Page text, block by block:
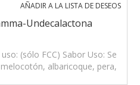
AÑADIR A LA LISTA DE DESEOS
Undecalactona
(sólo FCC) Sabor Uso: Se
albaricoque, pera,